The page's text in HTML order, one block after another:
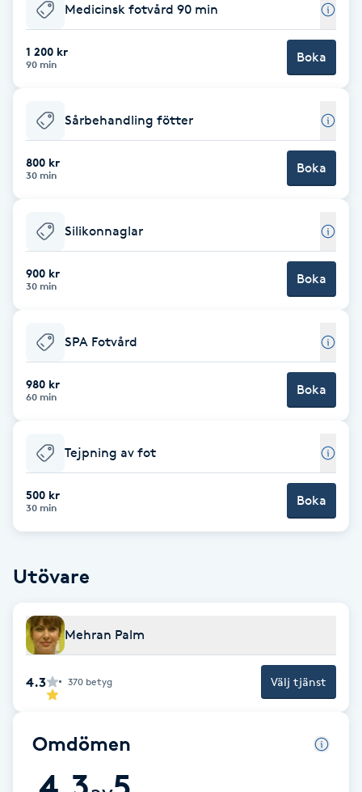
Extensions borttagning
Eyeliner-tatuering
F
Face framing
Faceliftmassage
Fet hårbotten
Fibromassage
Fillers
Fotmassage
Fotsvamp
Fotvård
Fransar
Fransborttagning
Fransfärgning
Fransförlängning Megavolym
Medicinsk fotvård 90 min
1 200 kr
90 min Boka
Sårbehandling fötter
800 kr
30 min Boka
Silikonnaglar
900 kr
30 min Boka
SPA Fotvård
980 kr
60 min Boka
Tejpning av fot
500 kr
30 min Boka
Utövare
Mehran Palm
4.3 370 betyg Välj tjänst
Omdömen